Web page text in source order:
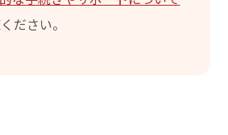
ださい。